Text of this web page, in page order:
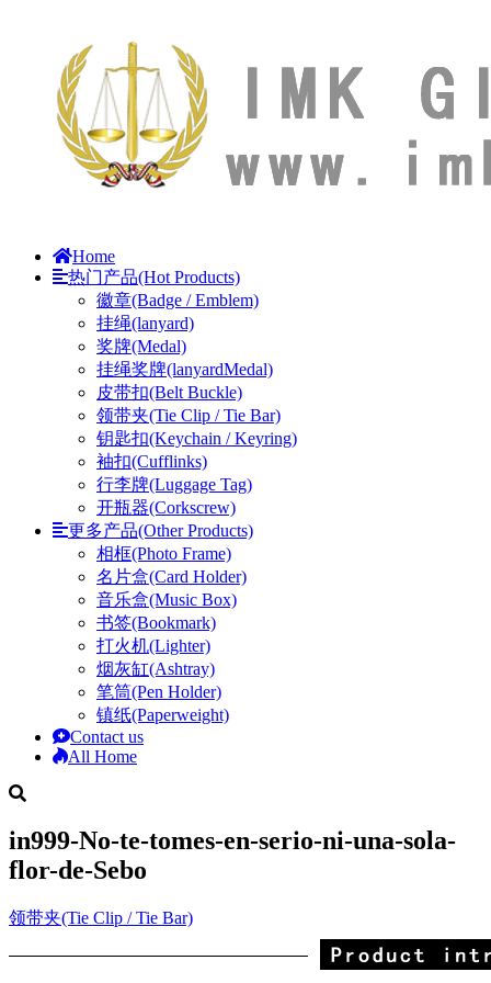
Home
热门产品(Hot Products)
徽章(Badge / Emblem)
挂绳(lanyard)
奖牌(Medal)
挂绳奖牌(lanyardMedal)
皮带扣(Belt Buckle)
领带夹(Tie Clip / Tie Bar)
钥匙扣(Keychain / Keyring)
袖扣(Cufflinks)
行李牌(Luggage Tag)
开瓶器(Corkscrew)
更多产品(Other Products)
相框(Photo Frame)
名片盒(Card Holder)
音乐盒(Music Box)
书签(Bookmark)
打火机(Lighter)
烟灰缸(Ashtray)
笔筒(Pen Holder)
镇纸(Paperweight)
Contact us
All Home
in999-No-te-tomes-en-serio-ni-una-sola-
flor-de-Sebo
领带夹(Tie Clip / Tie Bar)